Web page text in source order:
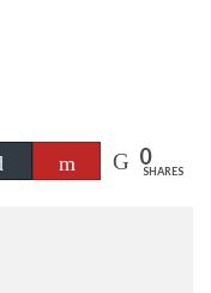
Buffer Flip 0
SHARES